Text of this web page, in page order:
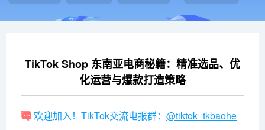
TikTok Shop 东南亚电商秘籍：精准选品、优
化运营与爆款打造策略
欢迎加入！TikTok交流电报群： @tiktok_tkbaohe